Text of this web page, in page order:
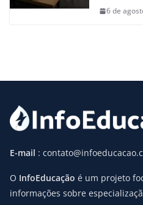
6 de
E-mail :
O InfoEducação é um projeto
informações sobre